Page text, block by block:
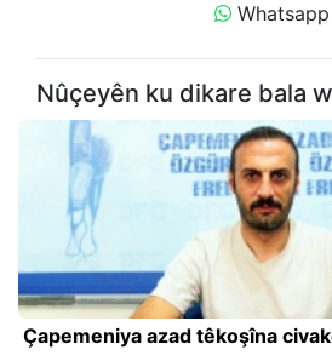
Whatsapp
Nûçeyên ku dikare bala
Çapemeniya azad têkoşîna